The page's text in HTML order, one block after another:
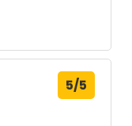
5/5